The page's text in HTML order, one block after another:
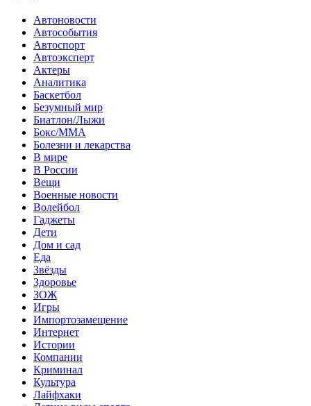
Автоновости
Автособытия
Автоспорт
Автоэксперт
Актеры
Аналитика
Баскетбол
Безумный мир
Биатлон/Лыжи
Бокс/MMA
Болезни и лекарства
В мире
В России
Вещи
Военные новости
Волейбол
Гаджеты
Дети
Дом и сад
Еда
Звёзды
Здоровье
ЗОЖ
Игры
Импортозамещение
Интернет
Истории
Компании
Криминал
Культура
Лайфхаки